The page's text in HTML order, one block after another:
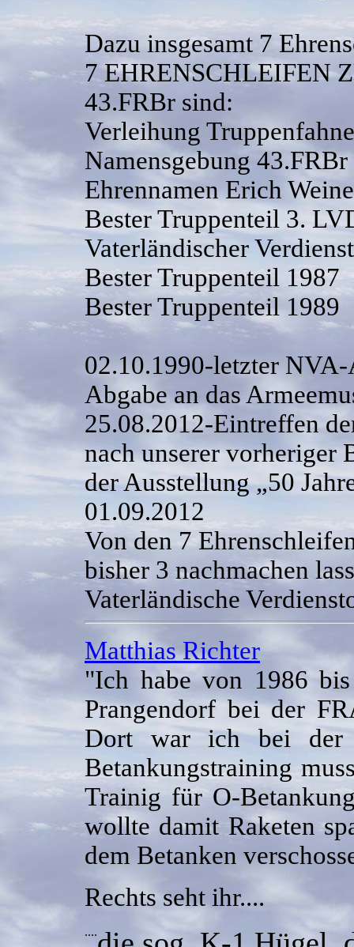
Dazu insgesamt 7
7 EHRENSCHLEIFEN
43.FRBr sind:
Verleihung
Namensgebung
Ehrennamen Erich
Bester Truppenteil 3.
Vaterländischer
Bester Truppenteil 1987
Bester Truppenteil 1989
02.10.1990-letzter
Abgabe an das
25.08.2012-Eintreffen
nach unserer vorheriger
der Ausstellung „50
01.09.2012
Von den 7
bisher 3 nachmachen
Vaterländische
Matthias Richter
"Ich habe von 1986
Prangendorf bei der
Dort war ich bei der
Betankungstraining
Trainig für O-
wollte damit Raketen
dem Betanken
Rechts seht ihr....
....